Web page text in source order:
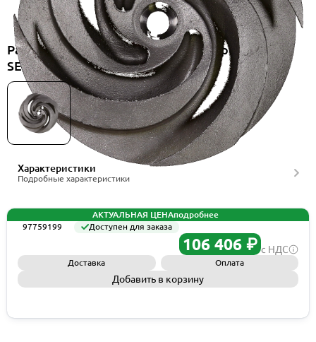
Рабочее колесо Grundfos Spare, Impeller 50Hz
SEV.80.15 SS, артикул 97759199
Характеристики
Подробные характеристики
АКТУАЛЬНАЯ ЦЕНАподробнее
97759199
Доступен для заказа
106 406 ₽ с НДС
Доставка Оплата
Добавить в корзину